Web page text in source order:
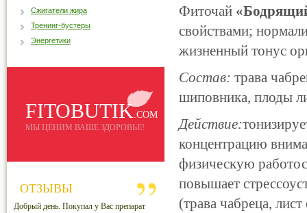
Фиточай
свойствами;
жизненный тонус
Состав: трава
шиповника, плоды
Действие:
концентрацию
физическую
повышает
(трава чабреца,
Сжигатели жира
Тренинг-бустеры
Энергетики
FITOBUTIK.COM
МЫ ЦЕНИМ ВАШЕ ЗДОРОВЬЕ!
ОТЗЫВЫ
Добрый день. Покупал у Вас препарат